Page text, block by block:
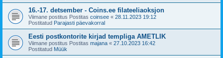
16.-17. detsember - Coins.ee filateeliaoksjon
Viimane postitus Postitas coinsee « 28.11.2023 19:12
Postitatud Parajasti päevakorral
Eesti postkontorite kirjad templiga AMETLIK
Viimane postitus Postitas majana « 27.10.2023 16:42
Postitatud Müük